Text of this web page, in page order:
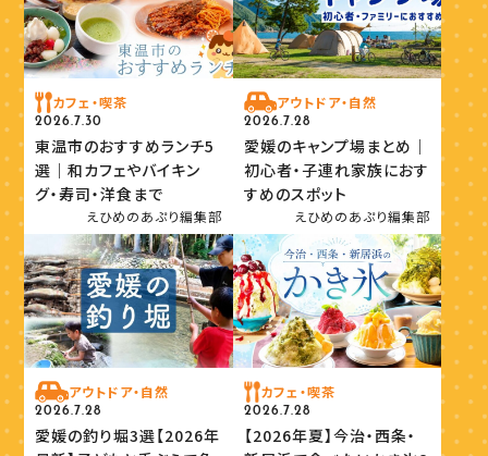
カフェ・喫茶
2026.7.30
東温市のおすすめランチ5
選｜和カフェやバイキン
グ・寿司・洋食まで
えひめのあぷり編集部
アウトドア・自然
2026.7.28
愛媛のキャンプ場まとめ｜
初心者・子連れ家族におす
すめのスポット
えひめのあぷり編集部
アウトドア・自然
2026.7.28
愛媛の釣り堀3選【2026年
カフェ・喫茶
2026.7.28
【2026年夏】今治・西条・